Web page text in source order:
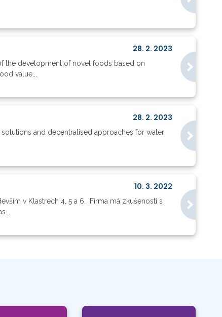
28. 2. 2023
the development of novel foods based on
value...
28. 2. 2023
and decentralised approaches for water
10. 3. 2022
v Klastrech 4, 5 a 6. Firma má zkušenosti s